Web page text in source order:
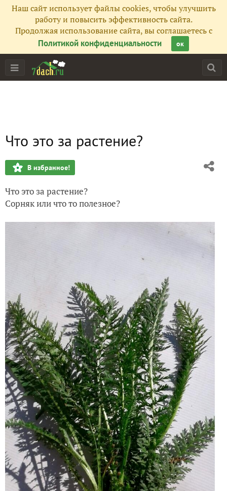
Наш сайт использует файлы cookies, чтобы улучшить
работу и повысить эффективность сайта.
Продолжая использование сайта, вы соглашаетесь с
Политикой конфиденциальности
ок
Что это за растение?
В избранное!
Что это за растение?
Сорняк или что то полезное?